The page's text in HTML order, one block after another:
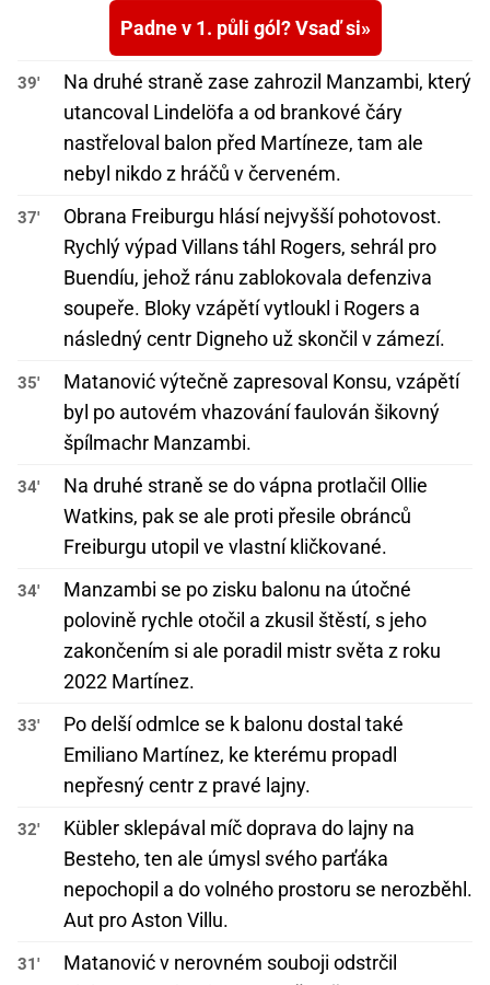
Padne v 1. půli gól? Vsaď si
39'
Na druhé straně zase zahrozil Manzambi, který
utancoval Lindelöfa a od brankové čáry
nastřeloval balon před Martíneze, tam ale
nebyl nikdo z hráčů v červeném.
37'
Obrana Freiburgu hlásí nejvyšší pohotovost.
Rychlý výpad Villans táhl Rogers, sehrál pro
Buendíu, jehož ránu zablokovala defenziva
soupeře. Bloky vzápětí vytloukl i Rogers a
následný centr Digneho už skončil v zámezí.
35'
Matanović výtečně zapresoval Konsu, vzápětí
byl po autovém vhazování faulován šikovný
špílmachr Manzambi.
34'
Na druhé straně se do vápna protlačil Ollie
Watkins, pak se ale proti přesile obránců
Freiburgu utopil ve vlastní kličkované.
34'
Manzambi se po zisku balonu na útočné
polovině rychle otočil a zkusil štěstí, s jeho
zakončením si ale poradil mistr světa z roku
2022 Martínez.
33'
Po delší odmlce se k balonu dostal také
Emiliano Martínez, ke kterému propadl
nepřesný centr z pravé lajny.
32'
Kübler sklepával míč doprava do lajny na
Besteho, ten ale úmysl svého parťáka
nepochopil a do volného prostoru se nerozběhl.
Aut pro Aston Villu.
31'
Matanović v nerovném souboji odstrčil